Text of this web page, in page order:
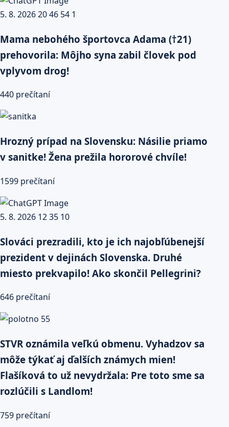
Mama nebohého športovca Adama (†21)
prehovorila: Môjho syna zabil človek pod
vplyvom drog!
440 prečítaní
Hrozný prípad na Slovensku: Násilie priamo
v sanitke! Žena prežila hororové chvíle!
1599 prečítaní
Slováci prezradili, kto je ich najobľúbenejší
prezident v dejinách Slovenska. Druhé
miesto prekvapilo! Ako skončil Pellegrini?
646 prečítaní
STVR oznámila veľkú obmenu. Vyhadzov sa
môže týkať aj ďalších známych mien!
Flašíková to už nevydržala: Pre toto sme sa
rozlúčili s Landlom!
759 prečítaní